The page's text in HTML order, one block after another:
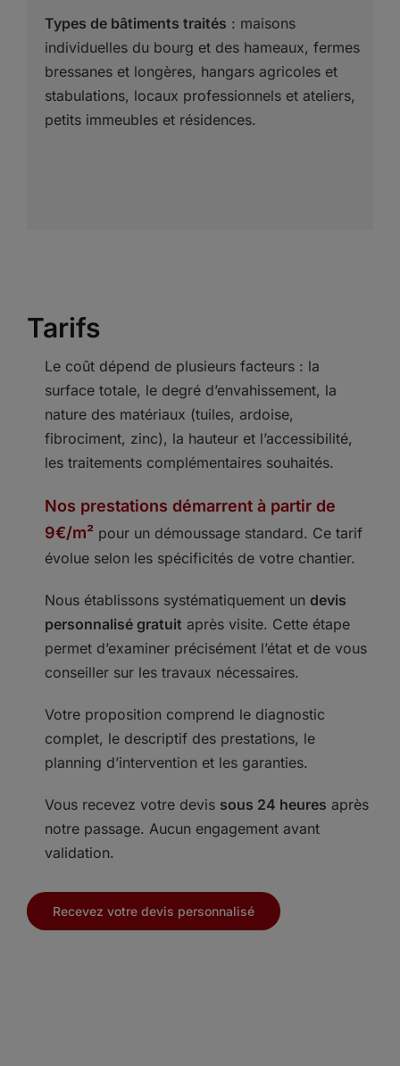
Types de bâtiments traités : maisons
individuelles du bourg et des hameaux, fermes
bressanes et longères, hangars agricoles et
stabulations, locaux professionnels et ateliers,
petits immeubles et résidences.
Tarifs
Le coût dépend de plusieurs facteurs : la
surface totale, le degré d’envahissement, la
nature des matériaux (tuiles, ardoise,
fibrociment, zinc), la hauteur et l’accessibilité,
les traitements complémentaires souhaités.
Nos prestations démarrent à partir de
9€/m²pour un démoussage standard. Ce tarif
évolue selon les spécificités de votre chantier.
Nous établissons systématiquement un devis
personnalisé gratuit après visite. Cette étape
permet d’examiner précisément l’état et de vous
conseiller sur les travaux nécessaires.
Votre proposition comprend le diagnostic
complet, le descriptif des prestations, le
planning d’intervention et les garanties.
Vous recevez votre devis sous 24 heures après
notre passage. Aucun engagement avant
validation.
Recevez votre devis personnalisé